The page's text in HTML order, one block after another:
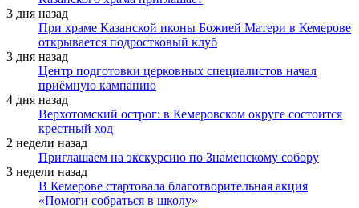
3 дня назад
При храме Казанской иконы Божией Матери в Кемерове
открывается подростковый клуб
3 дня назад
Центр подготовки церковных специалистов начал
приёмную кампанию
4 дня назад
Верхотомский острог: в Кемеровском округе состоится
крестный ход
2 недели назад
Приглашаем на экскурсию по Знаменскому собору
3 недели назад
В Кемерове стартовала благотворительная акция
«Помоги собраться в школу»